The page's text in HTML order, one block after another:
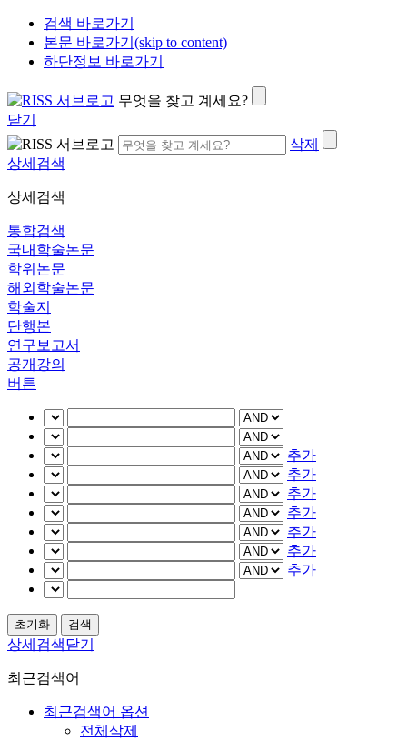
검색 바로가기
본문 바로가기(skip to content)
하단정보 바로가기
무엇을 찾고 계세요?
닫기
삭제
상세검색
상세검색
통합검색
국내학술논문
학위논문
해외학술논문
학술지
단행본
연구보고서
공개강의
버튼
추가
추가
추가
추가
추가
추가
추가
상세검색닫기
최근검색어
최근검색어 옵션
전체삭제